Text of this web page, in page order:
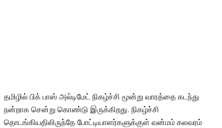
தமிழில் பிக் பாஸ் அல்டிமேட் நிகழ்ச்சி மூன்று வாரத்தை கடந்து
நன்றாக சென்று கொண்டு இருக்கிறது. நிகழ்ச்சி
தொடங்கியதிலிருந்தே போட்டியாளர்களுக்குள் வன்மம் கலவரம்